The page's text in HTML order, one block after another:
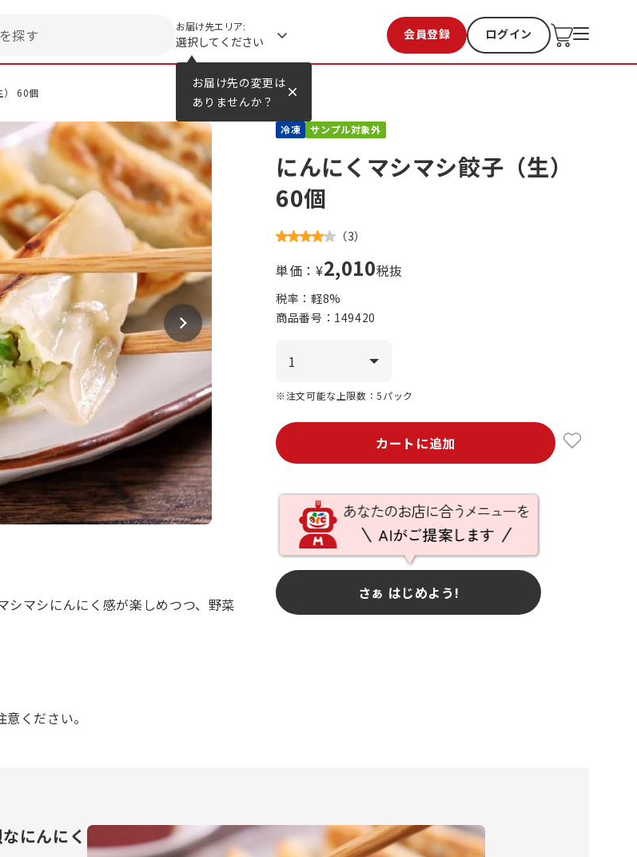
お届け先の変更は
ありませんか？
探す お届け先エリア:
選択してください 会員登録 ログイン
お気に入り 過去購入
） 60個
冷凍 サンプル対象外
にんにくマシマシ餃子（生）
60個
（3）
単価：¥2,010税抜
税率：軽8%
商品番号： 149420
※注文可能な上限数：5パック
カートに追加
さぁ はじめよう!
マシにんにく感が楽しめつつ、野菜
ください。
にんにく